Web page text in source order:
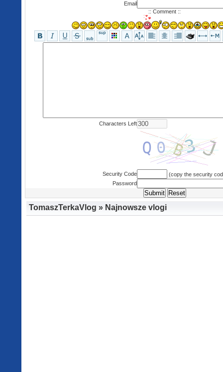
Email
:: Comment ::
Characters Left
Security Code
(copy the security
Password
TomaszTerkaVlog » Najnowsze vlogi